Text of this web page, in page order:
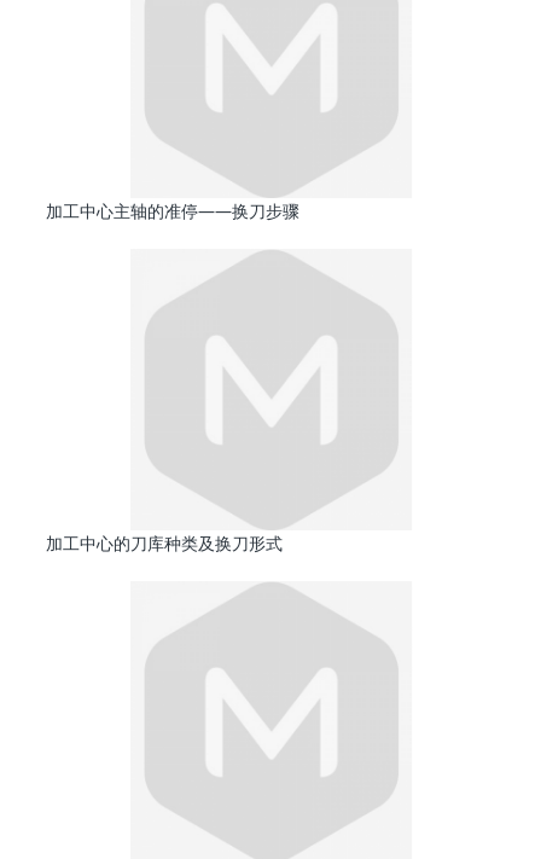
加工中心主轴的准停——换刀步骤
加工中心的刀库种类及换刀形式